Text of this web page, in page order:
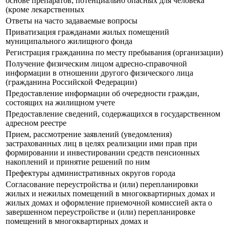
(кроме лекарственных
Ответы на часто задаваемые вопросы
Приватизация гражданами жилых помещений
муниципального жилищного фонда
Регистрация гражданина по месту пребывания (организации)
Получение физическим лицом адресно-справочной
информации в отношении другого физического лица
(гражданина Российской Федерации)
Предоставление информации об очередности граждан,
состоящих на жилищном учете
Предоставление сведений, содержащихся в государственном
адресном реестре
Прием, рассмотрение заявлений (уведомления)
застрахованных лиц в целях реализации ими прав при
формировании и инвестировании средств пенсионных
накоплений и принятие решений по ним
Префектуры административных округов города
Согласование переустройства и (или) перепланировки
жилых и нежилых помещений в многоквартирных домах и
жилых домах и оформление приемочной комиссией акта о
завершенном переустройстве и (или) перепланировке
помещений в многоквартирных домах и